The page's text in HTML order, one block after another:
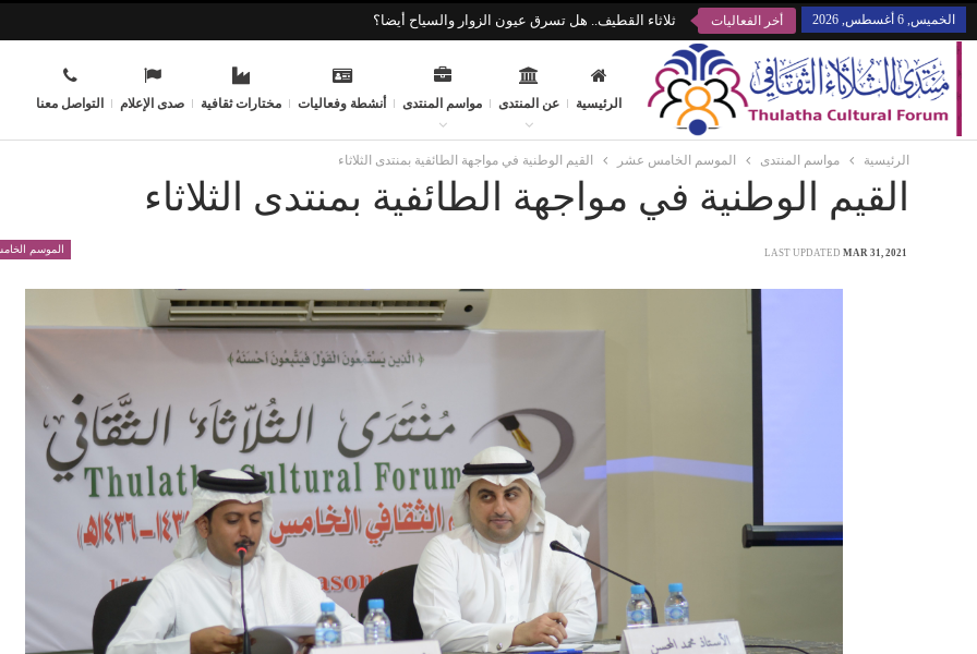
الخميس, 6 أغسطس, 2026 أخر الفعاليات ثلاثاء القطيف.. هل تسرق عيون الزوار والسياح أيضا؟
الرئيسية عن المنتدى مواسم المنتدى أنشطة وفعاليات مختارات ثقافية صدى الإعلام التواصل معنا
الرئيسية مواسم المنتدى الموسم الخامس عشر القيم الوطنية في مواجهة الطائفية بمنتدى الثلاثاء
القيم الوطنية في مواجهة الطائفية بمنتدى الثلاثاء
الموسم LAST UPDATED MAR 31, 2021